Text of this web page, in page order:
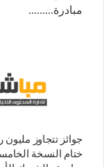
مبادرة.........
جوائز تتجاوز مليون
ختام النسخة